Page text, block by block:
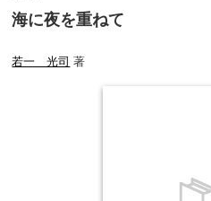
海に夜を重ねて
若一 光司 著